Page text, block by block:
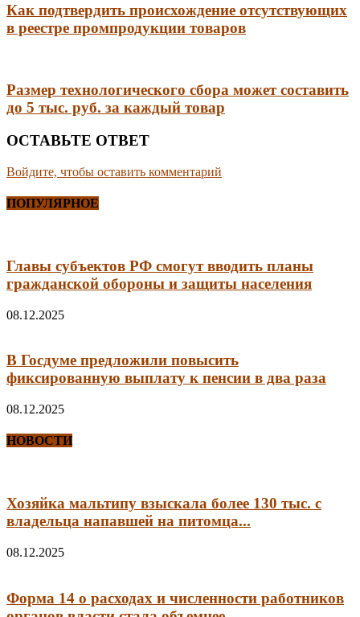
Как подтвердить происхождение отсутствующих
в реестре промпродукции товаров
Размер технологического сбора может составить
до 5 тыс. руб. за каждый товар
ОСТАВЬТЕ ОТВЕТ
Войдите, чтобы оставить комментарий
ПОПУЛЯРНОЕ
Главы субъектов РФ смогут вводить планы
гражданской обороны и защиты населения
08.12.2025
В Госдуме предложили повысить
фиксированную выплату к пенсии в два раза
08.12.2025
НОВОСТИ
Хозяйка мальтипу взыскала более 130 тыс. с
владельца напавшей на питомца...
08.12.2025
Форма 14 о расходах и численности работников